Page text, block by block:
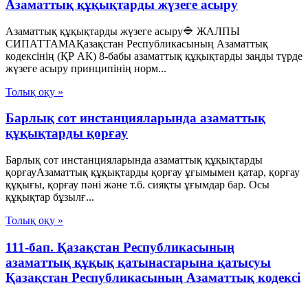
Азаматтық құқықтарды жүзеге асыру
Азаматтық құқықтарды жүзеге асыру🔷 ЖАЛПЫ
СИПАТТАМАҚазақстан Республикасының Азаматтық
кодексінің (ҚР АК) 8-бабы азаматтық құқықтарды заңды түрде
жүзеге асыру принципінің норм...
Толық оқу »
Барлық сот инстанцияларында азаматтық
құқықтарды қорғау
Барлық сот инстанцияларында азаматтық құқықтарды
қорғауАзаматтық құқықтарды қорғау ұғымымен қатар, қорғау
құқығы, қорғау пәні және т.б. сияқты ұғымдар бар. Осы
құқықтар бұзылғ...
Толық оқу »
111-бап. Қазақстан Республикасының
азаматтық құқық қатынастарына қатысуы
Қазақстан Республикасының Азаматтық кодексi